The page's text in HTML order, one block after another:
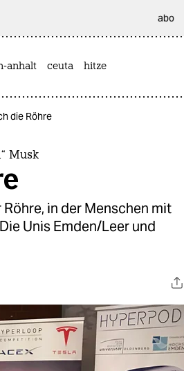
abo
anhalt ceuta hitze
die Röhre
Musk
in der Menschen mit
Unis Emden/Leer und